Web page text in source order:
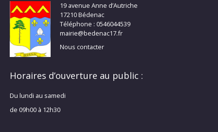
19 avenue Anne d’Autriche
17210 Bédenac
Téléphone : 0546044539
mairie@bedenac17.fr
Nous contacter
Horaires d’ouverture au public :
Du lundi au samedi
de 09h00 à 12h30